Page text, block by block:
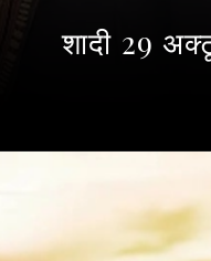
शादी 29